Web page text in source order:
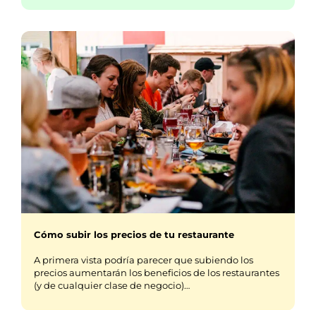
Cómo subir los precios de tu restaurante
A primera vista podría parecer que subiendo los
precios aumentarán los beneficios de los restaurantes
(y de cualquier clase de negocio)…